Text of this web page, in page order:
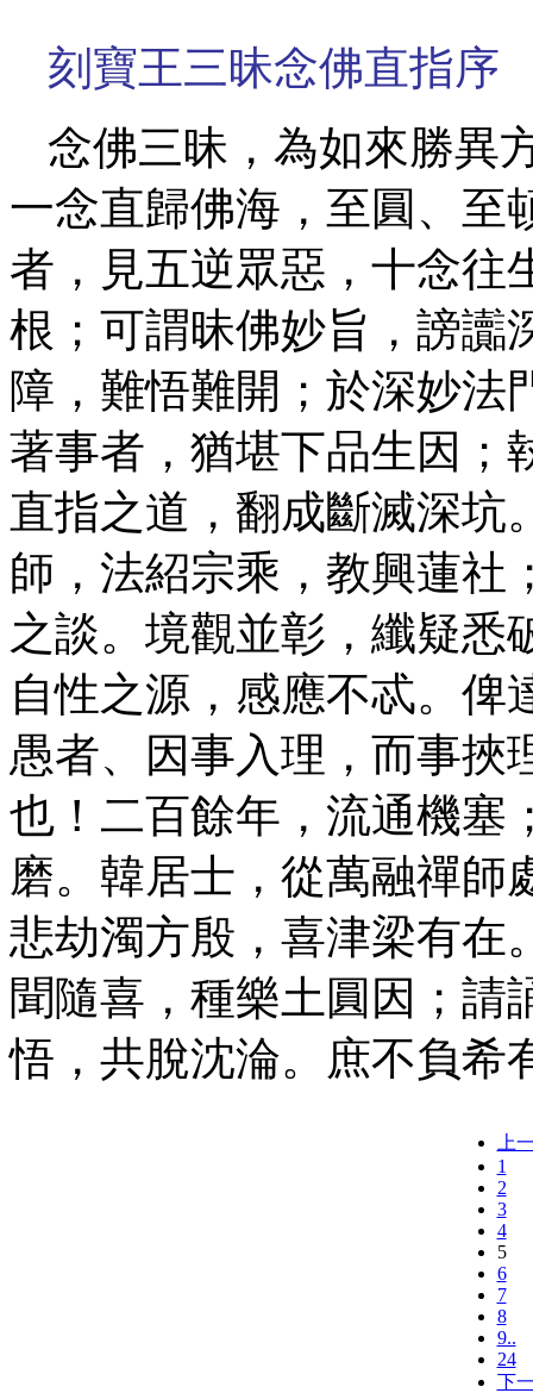
刻寶王三昧念佛直指序
念佛三昧，為如來勝異
一念直歸佛海，至圓、至
者，見五逆眾惡，十念往
根；可謂昧佛妙旨，謗讟
障，難悟難開；於深妙法
著事者，猶堪下品生因；
直指之道，翻成斷滅深坑
師，法紹宗乘，教興蓮社
之談。境觀並彰，纖疑悉
自性之源，感應不忒。俾
愚者、因事入理，而事挾
也！二百餘年，流通機塞
磨。韓居士，從萬融禪師
悲劫濁方殷，喜津梁有在
聞隨喜，種樂土圓因；請
悟，共脫沈淪。庶不負希
上
1
2
3
4
5
6
7
8
9..
24
下